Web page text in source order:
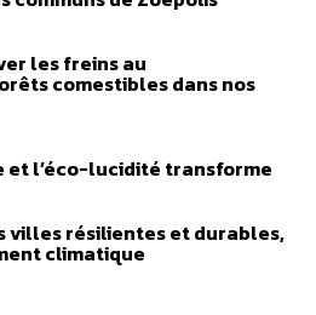
les freins au
comestibles dans nos
et l’éco-lucidité transforme
villes résilientes et durables,
climatique